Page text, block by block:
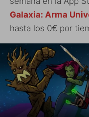
Galaxia: Arma
hasta los 0€ por